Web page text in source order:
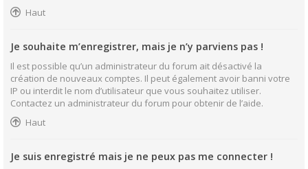
Haut
Je souhaite m’enregistrer, mais je n’y parviens pas !
Il est possible qu’un administrateur du forum ait désactivé la
création de nouveaux comptes. Il peut également avoir banni votre
IP ou interdit le nom d’utilisateur que vous souhaitez utiliser.
Contactez un administrateur du forum pour obtenir de l’aide.
Haut
Je suis enregistré mais je ne peux pas me connecter !